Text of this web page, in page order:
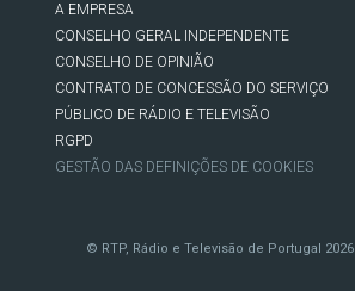
A EMPRESA
CONSELHO GERAL INDEPENDENTE
CONSELHO DE OPINIÃO
CONTRATO DE CONCESSÃO DO SERVIÇO
PÚBLICO DE RÁDIO E TELEVISÃO
RGPD
GESTÃO DAS DEFINIÇÕES DE COOKIES
© RTP, Rádio e Televisão de Portugal 2026